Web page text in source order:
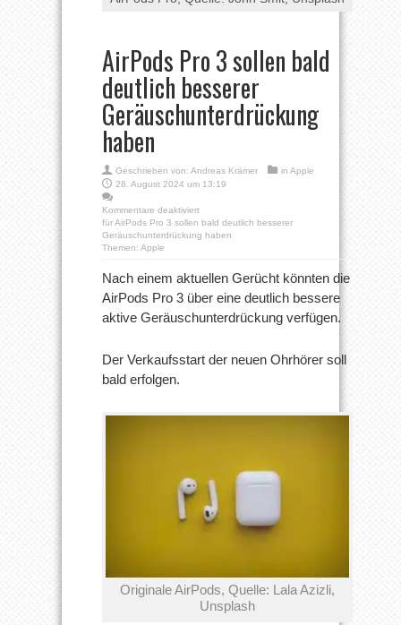
AirPods Pro 3 sollen bald
deutlich besserer
Geräuschunterdrückung
haben
Geschrieben von: Andreas Krämer in Apple
28. August 2024 um 13:19
Kommentare deaktiviert
für AirPods Pro 3 sollen bald deutlich besserer
Geräuschunterdrückung haben
Themen: Apple
Nach einem aktuellen Gerücht könnten die
AirPods Pro 3 über eine deutlich bessere
aktive Geräuschunterdrückung verfügen.
Der Verkaufsstart der neuen Ohrhörer soll
bald erfolgen.
Originale AirPods, Quelle: Lala Azizli,
Unsplash